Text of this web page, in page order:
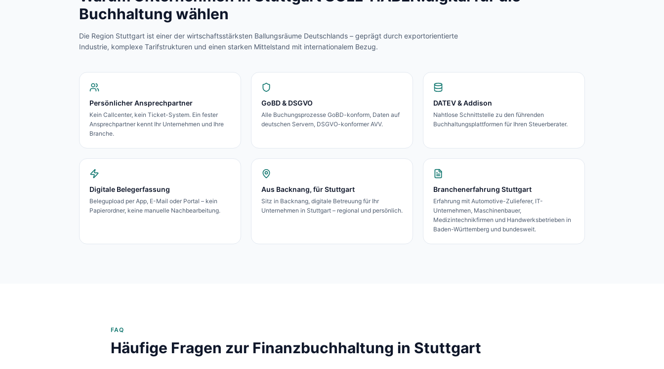
Buchhaltung wählen
Die Region Stuttgart ist einer der wirtschaftsstärksten Ballungsräume Deutschlands – geprägt durch exportorientierte
Industrie, komplexe Tarifstrukturen und einen starken Mittelstand mit internationalem Bezug.
Persönlicher Ansprechpartner
Kein Callcenter, kein Ticket-System. Ein fester
Ansprechpartner kennt Ihr Unternehmen und Ihre
Branche.
GoBD & DSGVO
Alle Buchungsprozesse GoBD-konform, Daten auf
deutschen Servern, DSGVO-konformer AVV.
DATEV & Addison
Nahtlose Schnittstelle zu den führenden
Buchhaltungsplattformen für Ihren Steuerberater.
Digitale Belegerfassung
Belegupload per App, E-Mail oder Portal – kein
Papierordner, keine manuelle Nachbearbeitung.
Aus Backnang, für Stuttgart
Sitz in Backnang, digitale Betreuung für Ihr
Unternehmen in Stuttgart – regional und persönlich.
Branchenerfahrung Stuttgart
Erfahrung mit Automotive-Zulieferer, IT-
Unternehmen, Maschinenbauer,
Medizintechnikfirmen und Handwerksbetrieben in
Baden-Württemberg und bundesweit.
FAQ
Häufige Fragen zur Finanzbuchhaltung in Stuttgart